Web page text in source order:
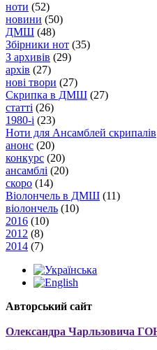
ноти (52)
новини (50)
ДМШ (48)
Збірники нот (35)
З архивів (29)
архів (27)
нові твори (27)
Скрипка в ДМШ (27)
статті (26)
1980-і (23)
Ноти для Ансамблей скрипалів
анонс (20)
конкурс (20)
ансамблі (20)
скоро (14)
Віолончель в ДМШ (11)
віолончель (10)
2016 (10)
2012 (8)
2014 (7)
Авторський сайт
Олександра Чарльзовича